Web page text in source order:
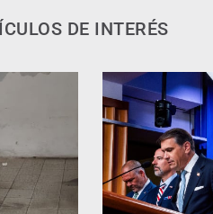
DE INTERÉS